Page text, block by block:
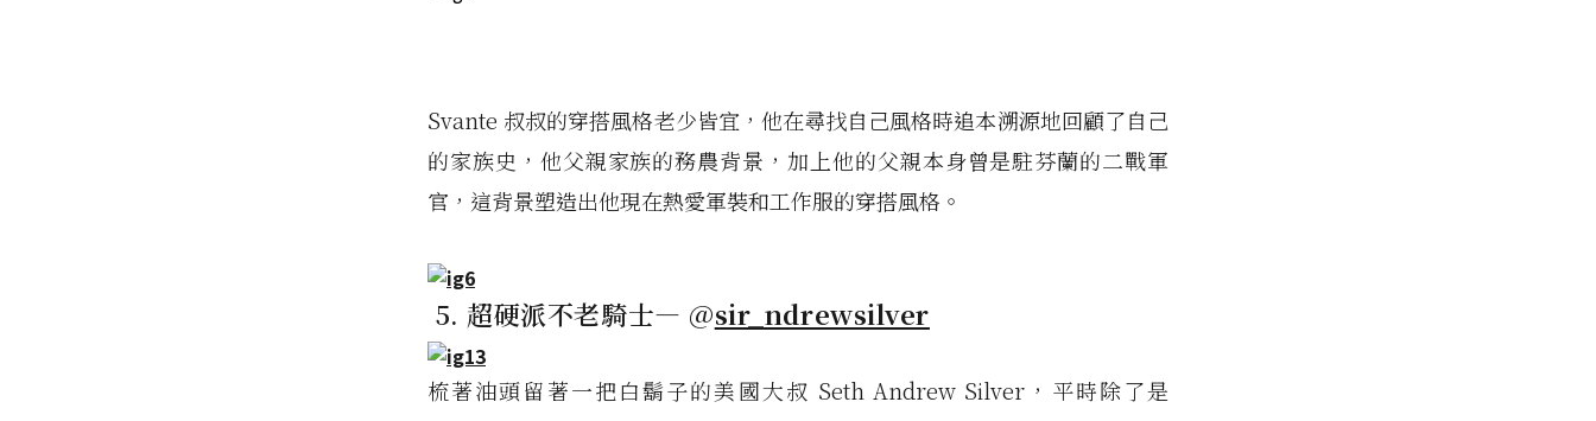
Svante 叔叔的穿搭風格老少皆宜，他在尋找自己風格時追本溯源地回顧了自己
的家族史，他父親家族的務農背景，加上他的父親本身曾是駐芬蘭的二戰軍
官，這背景塑造出他現在熱愛軍裝和工作服的穿搭風格。
5. 超硬派不老騎士— @sir_ndrewsilver
梳著油頭留著一把白鬍子的美國大叔 Seth Andrew Silver，平時除了是